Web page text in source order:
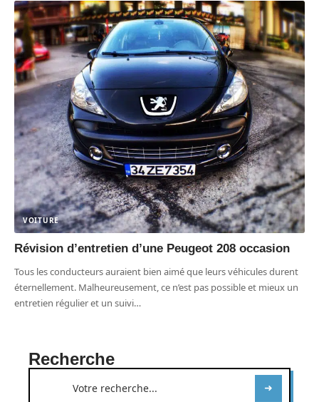
VOITURE
Révision d’entretien d’une Peugeot 208 occasion
Tous les conducteurs auraient bien aimé que leurs véhicules durent
éternellement. Malheureusement, ce n’est pas possible et mieux un
entretien régulier et un suivi…
Recherche